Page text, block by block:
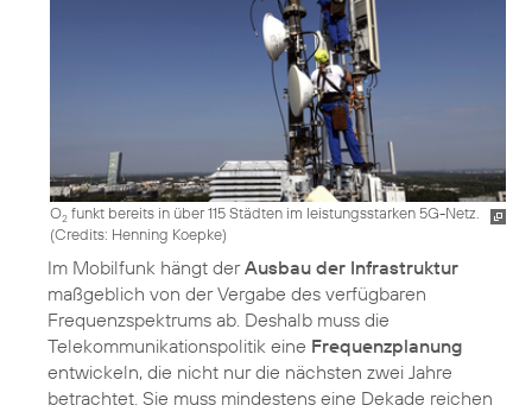
O2 funkt bereits in über 115 Städten im leistungsstarken 5G-Netz.
(Credits: Henning Koepke)
Im Mobilfunk hängt derAusbau der Infrastruktur
maßgeblich von der Vergabe des verfügbaren
Frequenzspektrums ab. Deshalb muss die
Telekommunikationspolitik eine Frequenzplanung
entwickeln, die nicht nur die nächsten zwei Jahre
betrachtet. Sie muss mindestens eine Dekade reichen